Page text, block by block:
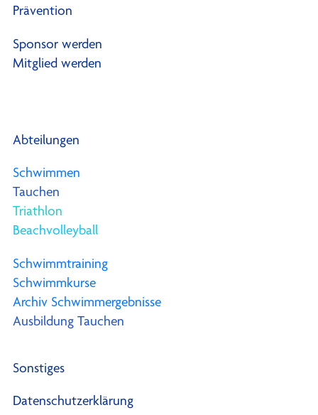
Prävention
Sponsor werden
Mitglied werden
Abteilungen
Schwimmen
Tauchen
Triathlon
Beachvolleyball
Schwimmtraining
Schwimmkurse
Archiv Schwimmergebnisse
Ausbildung Tauchen
Sonstiges
Datenschutzerklärung